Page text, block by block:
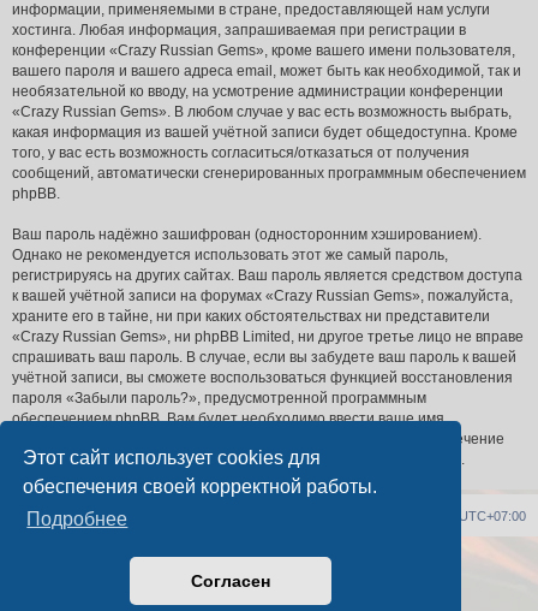
Этот сайт использует cookies для
обеспечения своей корректной работы.
Подробнее
Согласен
информации, применяемыми в стране, предоставляющей нам услуги
хостинга. Любая информация, запрашиваемая при регистрации в
конференции «Crazy Russian Gems», кроме вашего имени пользователя,
вашего пароля и вашего адреса email, может быть как необходимой, так и
необязательной ко вводу, на усмотрение администрации конференции
«Crazy Russian Gems». В любом случае у вас есть возможность выбрать,
какая информация из вашей учётной записи будет общедоступна. Кроме
того, у вас есть возможность согласиться/отказаться от получения
сообщений, автоматически сгенерированных программным обеспечением
phpBB.
Ваш пароль надёжно зашифрован (односторонним хэшированием).
Однако не рекомендуется использовать этот же самый пароль,
регистрируясь на других сайтах. Ваш пароль является средством доступа
к вашей учётной записи на форумах «Crazy Russian Gems», пожалуйста,
храните его в тайне, ни при каких обстоятельствах ни представители
«Crazy Russian Gems», ни phpBB Limited, ни другое третье лицо не вправе
спрашивать ваш пароль. В случае, если вы забудете ваш пароль к вашей
учётной записи, вы сможете воспользоваться функцией восстановления
пароля «Забыли пароль?», предусмотренной программным
обеспечением phpBB. Вам будет необходимо ввести ваше имя
пользователя и ваш адрес email, после чего программное обеспечение
phpBB сгенерирует вам новый пароль для вашей учётной записи.
Список форумов UTC+07:00
Создано на основеphpBB® Forum Software © phpBB Limited
Русская поддержка phpBB
Jester